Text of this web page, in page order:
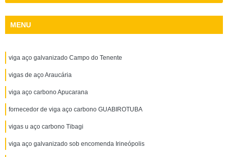
MENU
viga aço galvanizado Campo do Tenente
vigas de aço Araucária
viga aço carbono Apucarana
fornecedor de viga aço carbono GUABIROTUBA
vigas u aço carbono Tibagi
viga aço galvanizado sob encomenda Irineópolis